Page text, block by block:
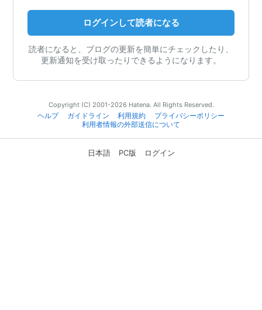
ログインして読者になる
読者になると、ブログの更新を簡単にチェックしたり、
更新通知を受け取ったりできるようになります。
Copyright (C) 2001-2026 Hatena. All Rights Reserved.
ヘルプ
ガイドライン 利用規約
プライバシーポリシー
利用者情報の外部送信について
日本語 PC版 ログイン